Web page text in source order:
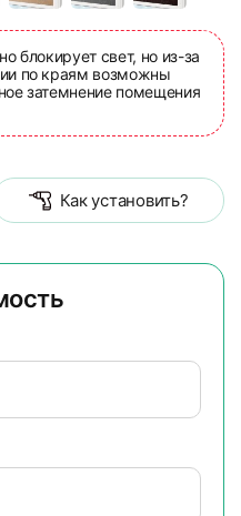
блокирует свет, но из-за
по краям возможны
затемнение помещения
Как установить?